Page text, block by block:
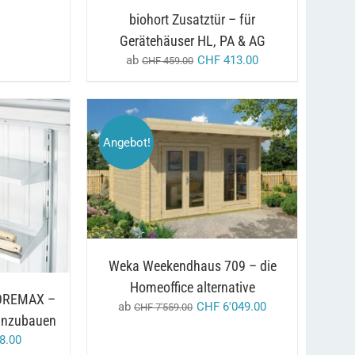
AUF
DER
PRODUKTSEITE
GEWÄHLT
WERDEN
biohort Zusatztür – für
Gerätehäuser HL, PA & AG
abCHF459.00 CHF 413.00
–
aktueller
Angebot!
AUSFÜHRUNG WÄHLEN DIESES
PRODUKT
WEIST
MEHRERE
VARIANTEN
AUF.
OPTIONEN
AUF
DER
DETAILS
Weka Weekendhaus 709 – die
Homeoffice alternative
abCHF7'559.00 CHF 6'049.00